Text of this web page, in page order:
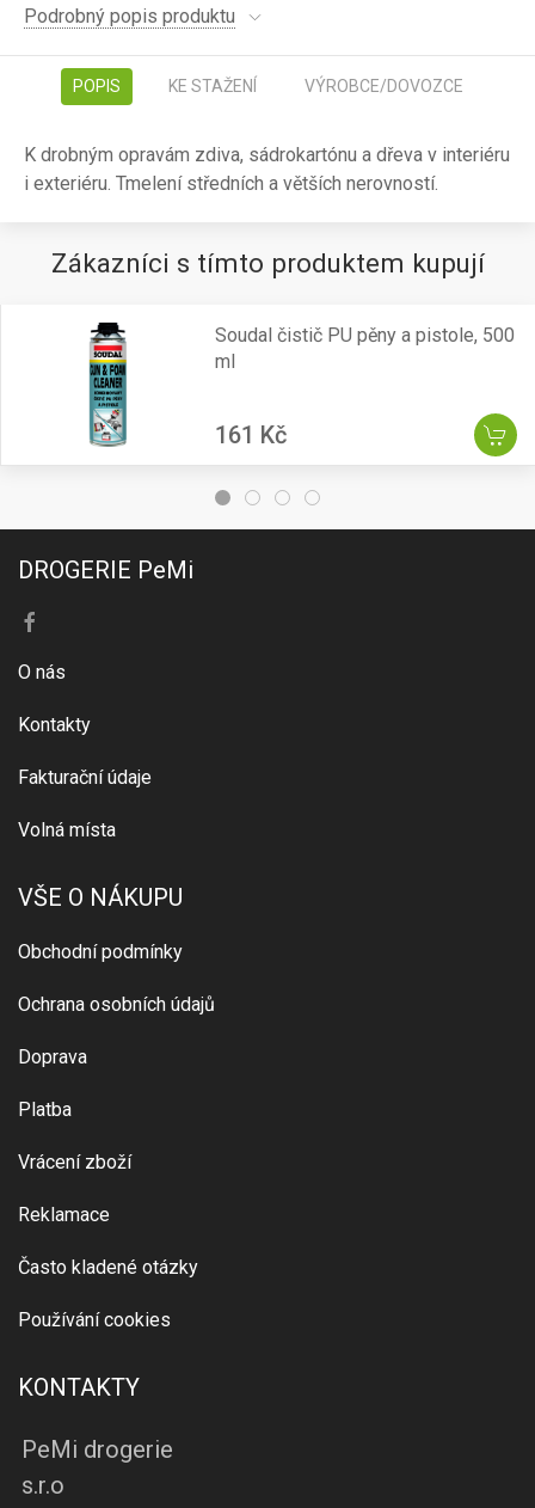
Podrobný popis produktu
POPIS KE STAŽENÍ VÝROBCE/DOVOZCE
K drobným opravám zdiva, sádrokartónu a dřeva v interiéru
i exteriéru. Tmelení středních a větších nerovností.
Zákazníci s tímto produktem kupují
Soudal čistič PU pěny a pistole, 500
ml
161 Kč
DROGERIE PeMi
O nás
Kontakty
Fakturační údaje
Volná místa
VŠE O NÁKUPU
Obchodní podmínky
Ochrana osobních údajů
Doprava
Platba
Vrácení zboží
Reklamace
Často kladené otázky
Používání cookies
KONTAKTY
PeMi drogerie
s.r.o